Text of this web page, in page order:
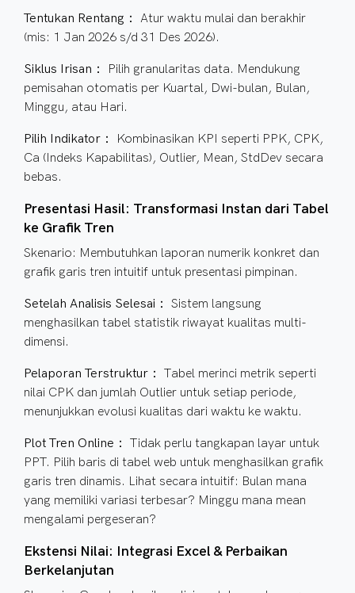
Tentukan Rentang： Atur waktu mulai dan berakhir
(mis: 1 Jan 2026 s/d 31 Des 2026).
Siklus Irisan：
Pilih granularitas data. Mendukung
pemisahan otomatis per Kuartal, Dwi-bulan, Bulan,
Minggu, atau Hari.
Pilih Indikator：
Kombinasikan KPI seperti PPK, CPK,
Ca (Indeks Kapabilitas), Outlier, Mean, StdDev secara
bebas.
Presentasi Hasil: Transformasi Instan dari Tabel
ke Grafik Tren
Skenario: Membutuhkan laporan numerik konkret dan
grafik garis tren intuitif untuk presentasi pimpinan.
Setelah Analisis Selesai： Sistem langsung
menghasilkan tabel statistik riwayat kualitas multi-
dimensi.
Pelaporan Terstruktur： Tabel merinci metrik seperti
nilai CPK dan jumlah Outlier untuk setiap periode,
menunjukkan evolusi kualitas dari waktu ke waktu.
Plot Tren Online： Tidak perlu tangkapan layar untuk
PPT. Pilih baris di tabel web untuk menghasilkan grafik
garis tren dinamis. Lihat secara intuitif: Bulan mana
yang memiliki variasi terbesar? Minggu mana mean
mengalami pergeseran?
Ekstensi Nilai: Integrasi Excel & Perbaikan
Berkelanjutan